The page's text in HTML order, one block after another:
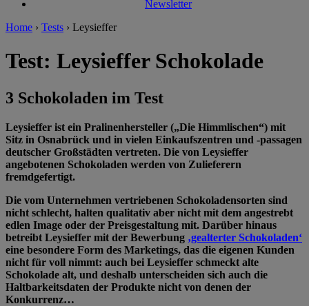
Newsletter
Home › Tests › Leysieffer
Test: Leysieffer Schokolade
3 Schokoladen im Test
Leysieffer ist ein Pralinenhersteller („Die Himmlischen“) mit
Sitz in Osnabrück und in vielen Einkaufszentren und -passagen
deutscher Großstädten vertreten. Die von Leysieffer
angebotenen Schokoladen werden von Zulieferern
fremdgefertigt.
Die vom Unternehmen vertriebenen Schokoladensorten sind
nicht schlecht, halten qualitativ aber nicht mit dem angestrebt
edlen Image oder der Preisgestaltung mit. Darüber hinaus
betreibt Leysieffer mit der Bewerbung ‚gealterter Schokoladen‘
eine besondere Form des Marketings, das die eigenen Kunden
nicht für voll nimmt: auch bei Leysieffer schmeckt alte
Schokolade alt, und deshalb unterscheiden sich auch die
Haltbarkeitsdaten der Produkte nicht von denen der
Konkurrenz…